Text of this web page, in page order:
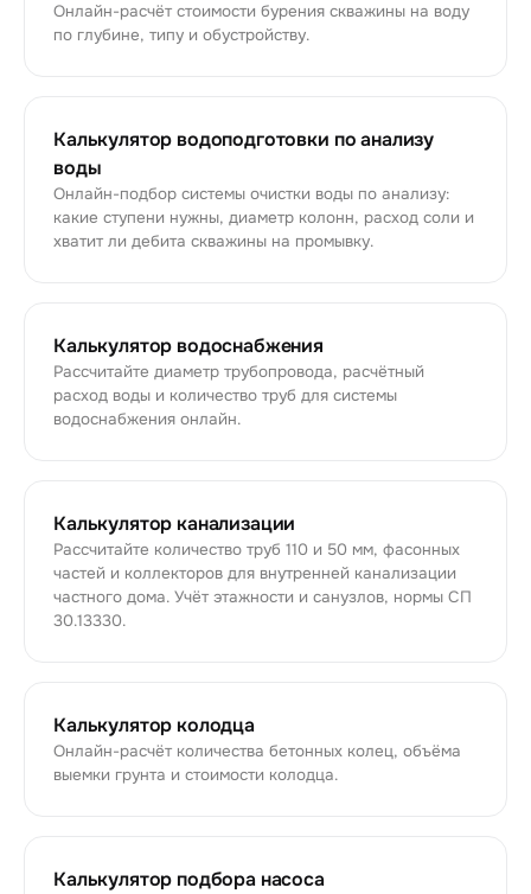
Онлайн-расчёт стоимости бурения скважины на воду
по глубине, типу и обустройству.
Калькулятор водоподготовки по анализу
воды
Онлайн-подбор системы очистки воды по анализу:
какие ступени нужны, диаметр колонн, расход соли и
хватит ли дебита скважины на промывку.
Калькулятор водоснабжения
Рассчитайте диаметр трубопровода, расчётный
расход воды и количество труб для системы
водоснабжения онлайн.
Калькулятор канализации
Рассчитайте количество труб 110 и 50 мм, фасонных
частей и коллекторов для внутренней канализации
частного дома. Учёт этажности и санузлов, нормы СП
30.13330.
Калькулятор колодца
Онлайн-расчёт количества бетонных колец, объёма
выемки грунта и стоимости колодца.
Калькулятор подбора насоса